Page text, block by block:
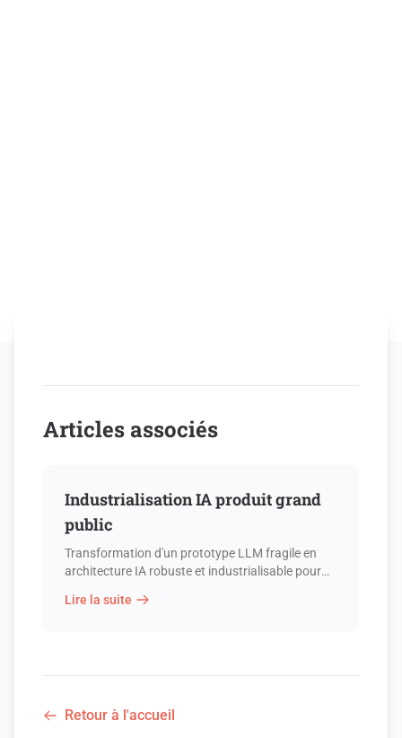
Articles associés
Industrialisation IA produit grand
public
Transformation d'un prototype LLM fragile en
architecture IA robuste et industrialisable pour
Lire la suite
Retour à l'accueil